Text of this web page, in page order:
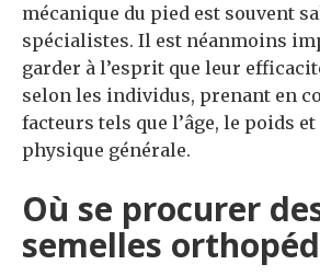
mécanique du pied est souvent
spécialistes. Il est néanmoins
garder à l’esprit que leur
selon les individus, prenant en
facteurs tels que l’âge, le poids
physique générale.
Où se procurer
semelles